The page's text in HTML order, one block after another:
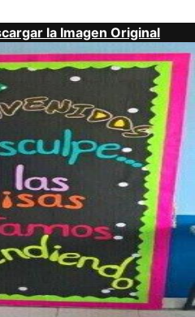
la Imagen Original